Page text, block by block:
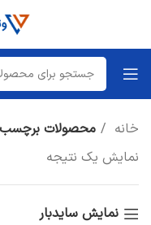
خانه
محصولات برچسب
نمایش یک نتیجه
نمایش سایدبار